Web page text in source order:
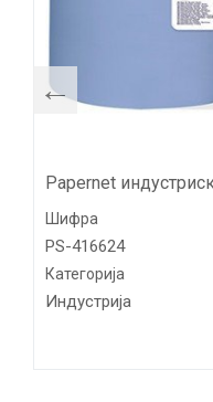
Шифра
PS-416624
Категорија
Индустрија